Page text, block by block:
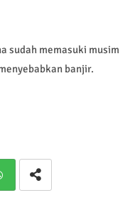
sudah memasuki musim
banjir.